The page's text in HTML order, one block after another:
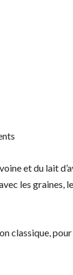
et du lait
les graines,
classique, pour